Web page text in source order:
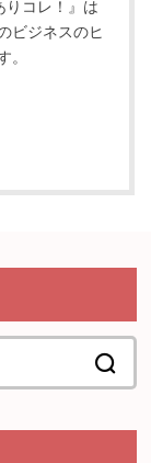
りコレ！』は
ビジネスのヒ
。